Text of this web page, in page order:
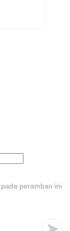
peramban ini